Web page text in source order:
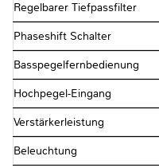
Regelbarer Tiefpassfilter
Phaseshift Schalter
Basspegelfernbedienung
Hochpegel-Eingang
Verstärkerleistung
Beleuchtung